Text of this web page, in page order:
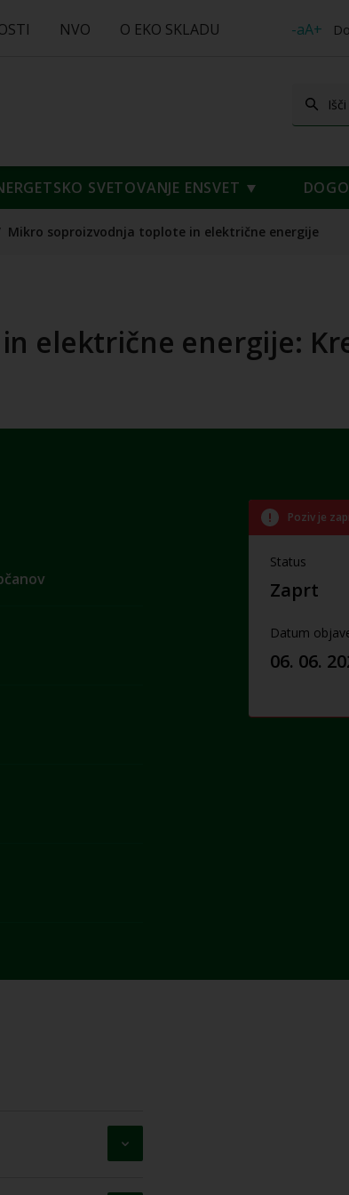
NVO O EKO SKLADU -aA+
SVETOVANJE ENSVET
Mikro soproizvodnja toplote in električne energije
električne energije:
Poziv je
Status
Zaprt
Datum
06. 06.